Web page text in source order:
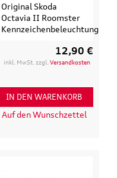
Original Skoda
Octavia II Roomster
Kennzeichenbeleuchtung
12,90 €
inkl. MwSt. zzgl. Versandkosten
IN DEN WARENKORB
Auf den Wunschzettel